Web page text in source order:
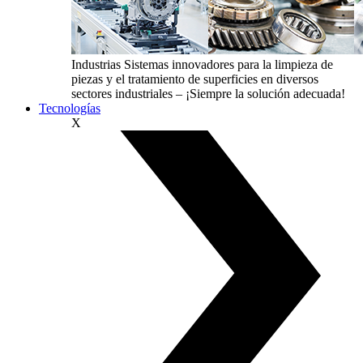
Industrias Sistemas innovadores para la limpieza de
piezas y el tratamiento de superficies en diversos
sectores industriales – ¡Siempre la solución adecuada!
Tecnologías
X